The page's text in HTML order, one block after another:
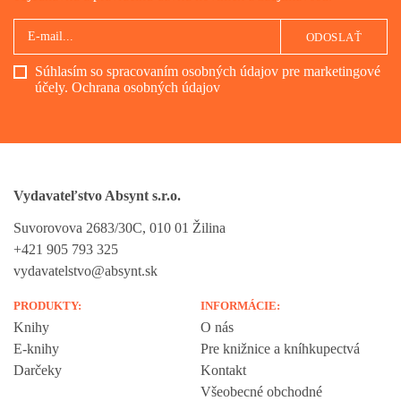
Súhlasím so spracovaním osobných údajov pre marketingové
účely. Ochrana osobných údajov
ODOSLAŤ
Vydavateľstvo Absynt s.r.o.
Suvorovova 2683/30C, 010 01 Žilina
+421 905 793 325
vydavatelstvo@absynt.sk
PRODUKTY:
Knihy
E-knihy
Darčeky
INFORMÁCIE:
O nás
Pre knižnice a kníhkupectvá
Kontakt
Všeobecné obchodné